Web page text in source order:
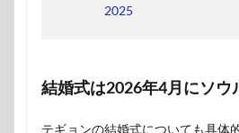
2025
結婚式は2026年4月にソウ
テギョンの結婚式についても具体